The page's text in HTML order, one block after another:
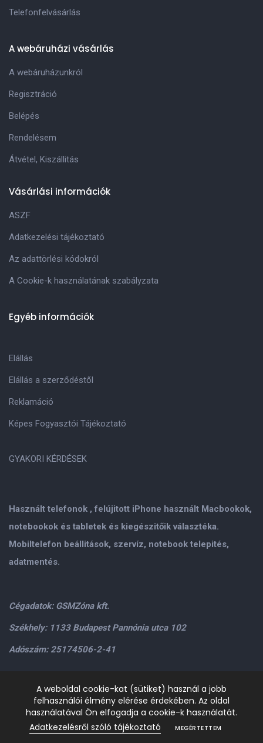
Használt telefonok , felújitott iPhone használt Macbookok,
notebookok és tabletek és kiegészitőik választéka.
Mobiltelefon beállitások, szervíz, notebook telepités,
adatmentés.
Cégadatok: GSMZóna kft.
Székhely: 1133 Budapest Pannónia utca 102
Adószám: 25174506-2-41
Személyes átvétel: GSMZóna kft. 1134.Bp. Váci út 9-15
H-P: 9.00-17.00,Szo: 9.00-13.00+36205534995+36209906363
gsmzonakft@gmail.com
Telefonfelvásárlás
A webáruházi vásárlás
A webáruházunkról
Regisztráció
Belépés
Rendelésem
Átvétel, Kiszállitás
Vásárlási információk
ASZF
Adatkezelési tájékoztató
Az adattörlési kódokról
A Cookie-k használatának szabályzata
Egyéb információk
Elállás
Elállás a szerződéstől
Reklamáció
Képes Fogyasztói Tájékoztató
GYAKORI KÉRDÉSEK
A weboldal cookie-kat (sütiket) használ a jobb
felhasználói élmény elérése érdekében. Az oldal
használatával Ön elfogadja a cookie-k használatát.
Adatkezelésről szóló tájékoztató
MEGÉRTETTEM